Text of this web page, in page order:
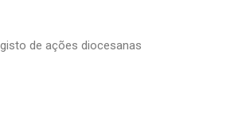
de ações diocesanas